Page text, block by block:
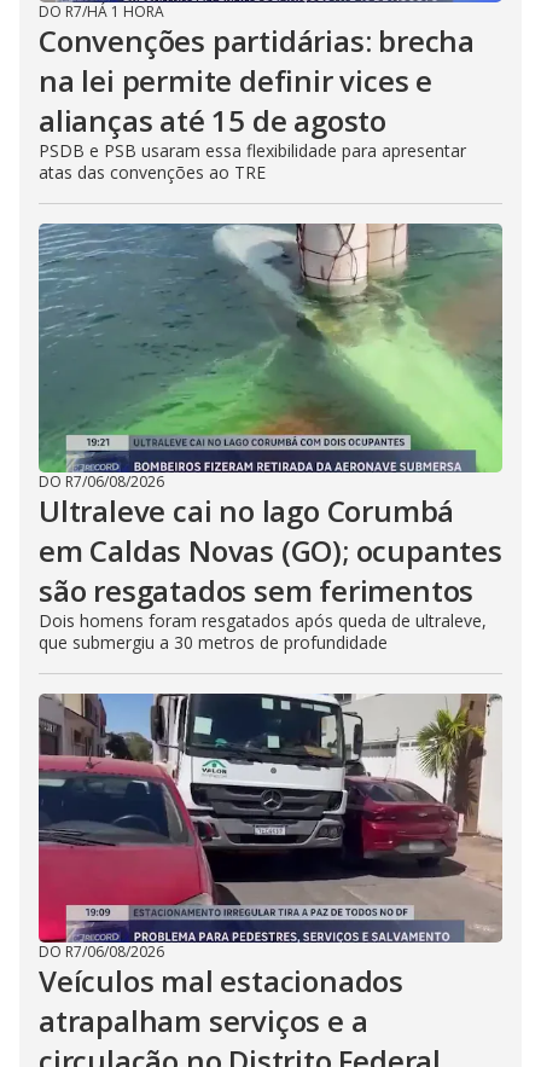
DO R7/HÁ 1 HORA
Convenções partidárias: brecha
na lei permite definir vices e
alianças até 15 de agosto
PSDB e PSB usaram essa flexibilidade para apresentar
atas das convenções ao TRE
DO R7/06/08/2026
Ultraleve cai no lago Corumbá
em Caldas Novas (GO); ocupantes
são resgatados sem ferimentos
Dois homens foram resgatados após queda de ultraleve,
que submergiu a 30 metros de profundidade
DO R7/06/08/2026
Veículos mal estacionados
atrapalham serviços e a